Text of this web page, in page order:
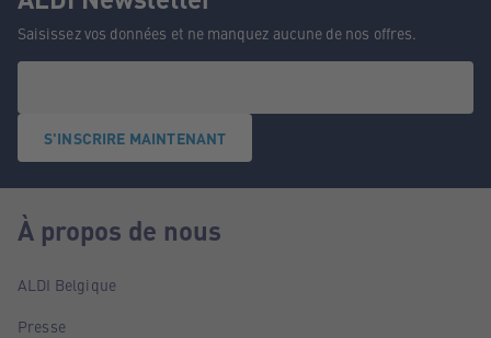
Saisissez vos données et ne manquez aucune de nos offres.
S'INSCRIRE MAINTENANT
À propos de nous
ALDI Belgique
Presse